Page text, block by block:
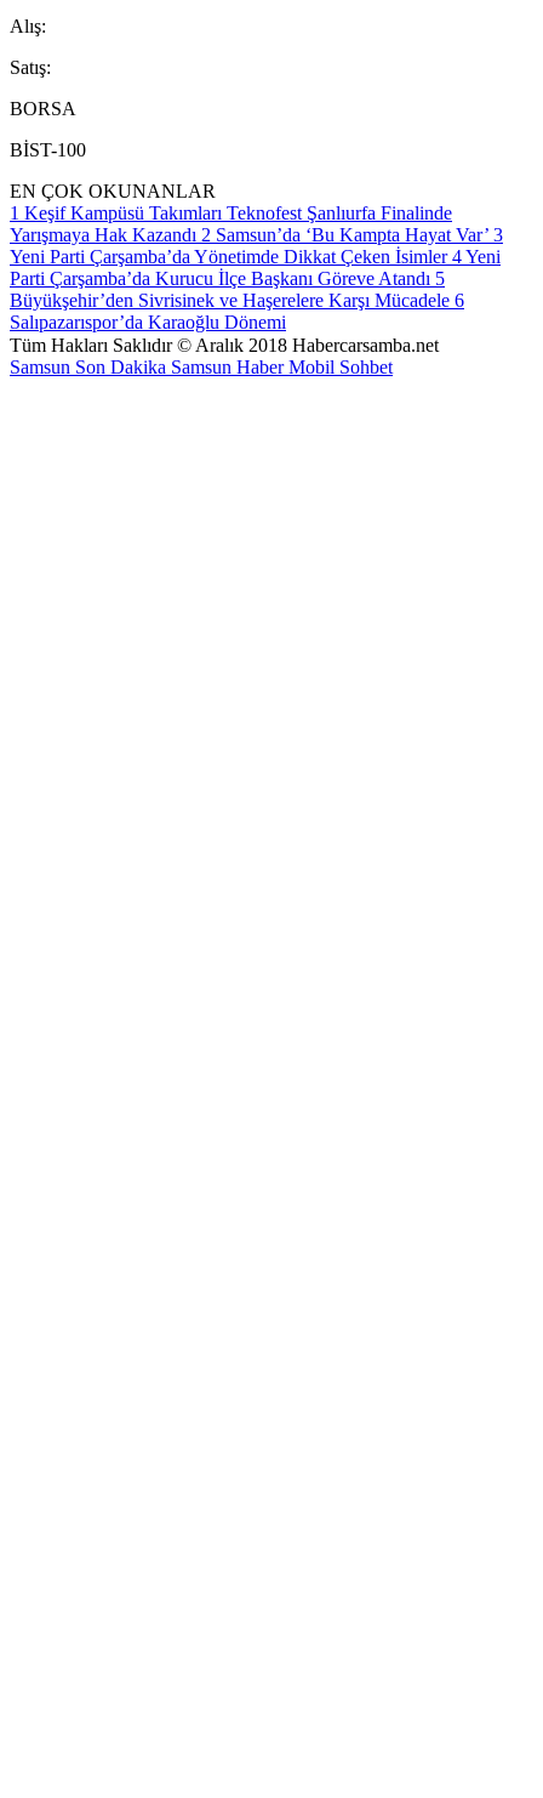
Alış:
Satış:
BORSA
BİST-100
EN ÇOK OKUNANLAR
1 Keşif Kampüsü Takımları Teknofest Şanlıurfa Finalinde
Yarışmaya Hak Kazandı 2 Samsun’da ‘Bu Kampta Hayat Var’ 3
Yeni Parti Çarşamba’da Yönetimde Dikkat Çeken İsimler 4Yeni
Parti Çarşamba’da Kurucu İlçe Başkanı Göreve Atandı 5
Büyükşehir’den Sivrisinek ve Haşerelere Karşı Mücadele 6
Salıpazarıspor’da Karaoğlu Dönemi
Tüm Hakları Saklıdır © Aralık 2018 Habercarsamba.net
Samsun Son Dakika Samsun HaberMobil Sohbet